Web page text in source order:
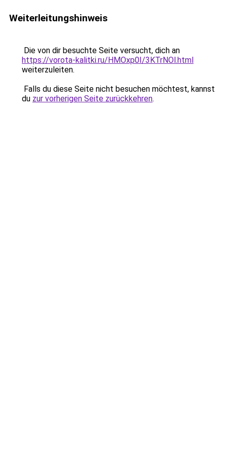
Weiterleitungshinweis
Die von dir besuchte Seite versucht, dich an
https://vorota-kalitki.ru/HMOxp0I/3KTrNOl.html
weiterzuleiten.
Falls du diese Seite nicht besuchen möchtest, kannst
du zur vorherigen Seite zurückkehren.